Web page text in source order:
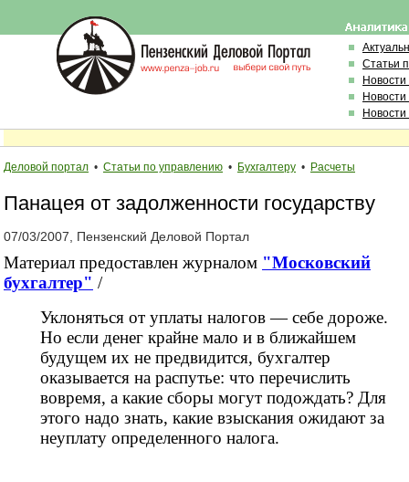
Статьи
Деловой портал • Статьи по управлению • Бухгалтеру • Расчеты
Панацея от задолженности государству
07/03/2007, Пензенский Деловой Портал
Материал предоставлен журналом "Московский
бухгалтер" /
Уклоняться от уплаты налогов — себе дороже.
Но если денег крайне мало и в ближайшем
будущем их не предвидится, бухгалтер
оказывается на распутье: что перечислить
вовремя, а какие сборы могут подождать? Для
этого надо знать, какие взыскания ожидают за
неуплату определенного налога.